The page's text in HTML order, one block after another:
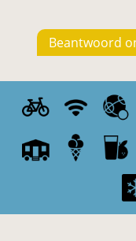
Beantwoord